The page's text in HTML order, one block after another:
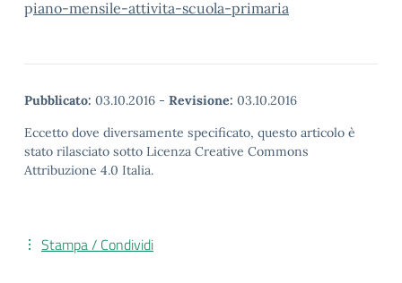
piano-mensile-attivita-scuola-primaria
Pubblicato: 03.10.2016 - Revisione: 03.10.2016
Eccetto dove diversamente specificato, questo articolo è
stato rilasciato sotto Licenza Creative Commons
Attribuzione 4.0 Italia.
Stampa / Condividi